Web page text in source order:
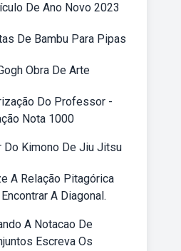
De Ano Novo 2023
De Bambu Para Pipas
Obra De Arte
Do Professor -
Nota 1000
Do Kimono De Jiu Jitsu
A Relação Pitagórica
A Diagonal.
A Notacao De
Escreva Os